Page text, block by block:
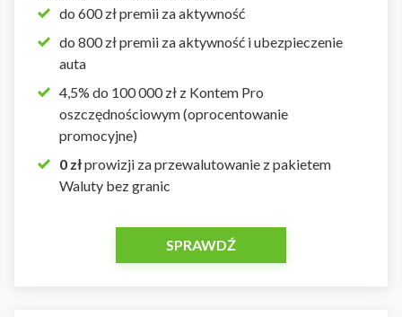
do 600 zł premii za aktywność
do 800 zł premii za aktywność i ubezpieczenie
auta
4,5% do 100 000 zł z Kontem Pro
oszczędnościowym (oprocentowanie
promocyjne)
0 złprowizji za przewalutowanie z pakietem
Waluty bez granic
SPRAWDŹ